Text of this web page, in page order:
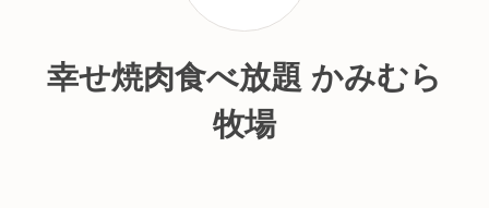
幸せ焼肉食べ放題 かみむら
牧場